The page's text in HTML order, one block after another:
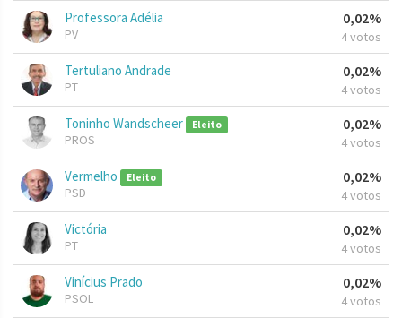
Professora Adélia
PV
0,02%
4 votos
Tertuliano Andrade
PT
0,02%
4 votos
Toninho Wandscheer Eleito
PROS
0,02%
4 votos
Vermelho Eleito
PSD
0,02%
4 votos
Victória
PT
0,02%
4 votos
Vinícius Prado
PSOL
0,02%
4 votos